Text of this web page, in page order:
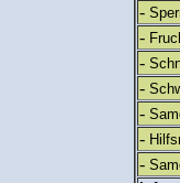
-
-
-
-
-
-
-